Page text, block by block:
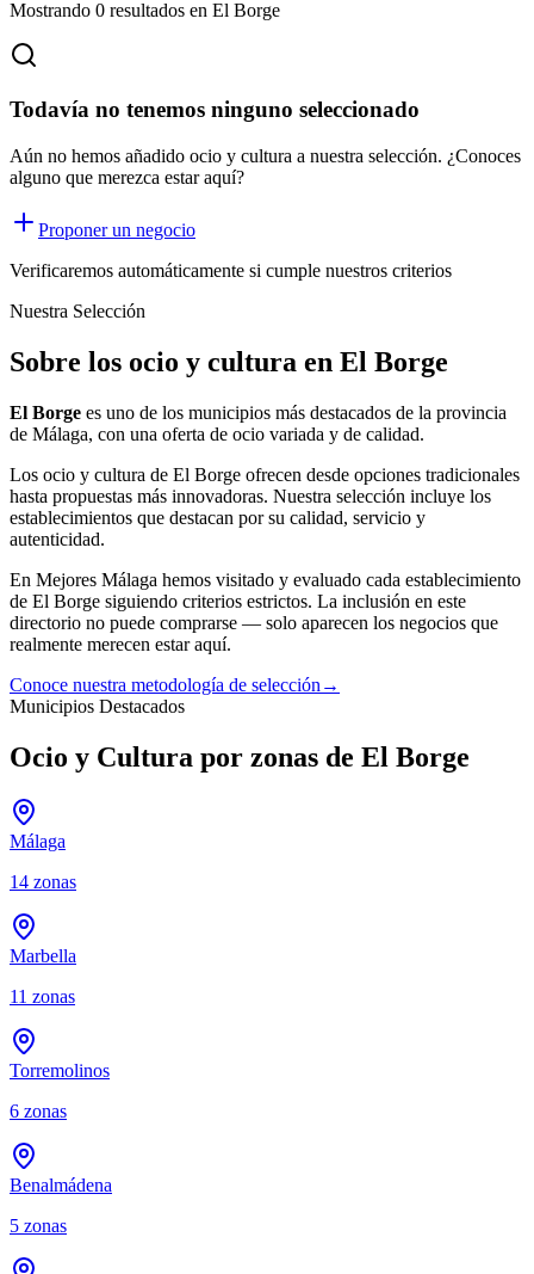
Mostrando 0 resultados en El Borge
Todavía no tenemos ninguno seleccionado
Aún no hemos añadido ocio y cultura a nuestra selección. ¿Conoces
alguno que merezca estar aquí?
Proponer un negocio
Verificaremos automáticamente si cumple nuestros criterios
Nuestra Selección
Sobre los ocio y cultura en El Borge
El Borge es uno de los municipios más destacados de la provincia
de Málaga, con una oferta de ocio variada y de calidad.
Los ocio y cultura de El Borge ofrecen desde opciones tradicionales
hasta propuestas más innovadoras. Nuestra selección incluye los
establecimientos que destacan por su calidad, servicio y
autenticidad.
En Mejores Málaga hemos visitado y evaluado cada establecimiento
de El Borge siguiendo criterios estrictos. La inclusión en este
directorio no puede comprarse — solo aparecen los negocios que
realmente merecen estar aquí.
Conoce nuestra metodología de selección →
Municipios Destacados
Ocio y Cultura por zonas de El Borge
Málaga
14 zonas
Marbella
11 zonas
Torremolinos
6 zonas
Benalmádena
5 zonas